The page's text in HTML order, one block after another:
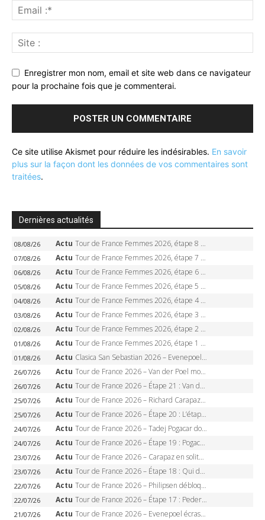
Enregistrer mon nom, email et site web dans ce navigateur
pour la prochaine fois que je commenterai.
Ce site utilise Akismet pour réduire les indésirables. En savoir
plus sur la façon dont les données de vos commentaires sont
traitées.
Dernières actualités
08/08/26 Actu Tour de France Femmes 2026, étape 8 – Demi Vollering gagne à Nice, reprend le jaune, Niewiadoma à 8 secondes
07/08/26 Actu Tour de France Femmes 2026, étape 7 – Kasia Niewiadoma gagne le Ventoux, maillot jaune, Reusser et Vollering piégées
06/08/26 Actu Tour de France Femmes 2026, étape 6 – Kim Le Court-Pienaar gagne à Tournon, Reusser en jaune
05/08/26 Actu Tour de France Femmes 2026, étape 5 – Demi Vollering gagne à Belleville, Reusser en jaune, Ferrand-Prévot coule
04/08/26 Actu Tour de France Femmes 2026, étape 4 – Marlen Reusser écrase le chrono, Ferrand-Prévot en crise
03/08/26 Actu Tour de France Femmes 2026, étape 3 – Sigrid Haugset en solitaire, 88 km d’échappée, maillot jaune
02/08/26 Actu Tour de France Femmes 2026, étape 2 – Lorena Wiebes doublé à Genève, Markus héroïque, 7e record
01/08/26 Actu Tour de France Femmes 2026, étape 1 – Lorena Wiebes intouchable à Lausanne, premier maillot jaune
01/08/26 Actu Clasica San Sebastian 2026 – Evenepoel recordman, 4e victoire, Carapaz battu au sprint
26/07/26 Actu Tour de France 2026 – Van der Poel monumental à Paris, Pogacar égale le record des cinq sacres
26/07/26 Actu Tour de France 2026 – Étape 21 : Van der Poel, Pogacar, qui succédera à Wout van Aert sur les Champs-Elysées ?
25/07/26 Actu Tour de France 2026 – Richard Carapaz roi des Alpes, doublé et maillot à pois, Seixas perd le podium
25/07/26 Actu Tour de France 2026 – Étape 20 : L’étape reine, Galibier, Sarenne, Alpe d’Huez, qui succédera à Pogacar ?
24/07/26 Actu Tour de France 2026 – Tadej Pogacar dompte l’Alpe d’Huez, 5e victoire, record de Pantani pulvérisé
24/07/26 Actu Tour de France 2026 – Étape 19 : Pogacar peut-il enfin dompter l’Alpe d’Huez ?
23/07/26 Actu Tour de France 2026 – Carapaz en solitaire à Orcières-Merlette, Paret-Peintre à un point du maillot à pois
23/07/26 Actu Tour de France 2026 – Étape 18 : Qui domptera Orcières-Merlette, première marche vers l’Alpe d’Huez ?
22/07/26 Actu Tour de France 2026 – Philipsen débloque son compteur à Voiron, Pedersen en danger pour le maillot vert
22/07/26 Actu Tour de France 2026 – Étape 17 : Pedersen peut-il verrouiller le maillot vert à Voiron ?
21/07/26 Actu Tour de France 2026 – Evenepoel écrase le chrono d’Évian, Seixas 4e, Lipowitz abandonne